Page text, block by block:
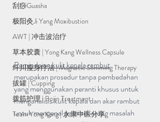
刮痧Guasha
极阳灸Ji Yang Moxibustion
AWT | 冲击波治疗
草本胶囊 | Yong Kang Wellness Capsule
纤川瘦身疗法 | Magnetic Slimming Therapy
拔罐 | Cupping
拨筋护理 | Bojin Treatment
Team Yong Kang | 永康中医分享
Pemindaian kulit kepala rambut
merupakan prosedur tanpa pembedahan
yang menggunakan peranti khusus untuk
menganalisis kulit kepala dan akar rambut
untuk mengenal pasti sebarang masalah